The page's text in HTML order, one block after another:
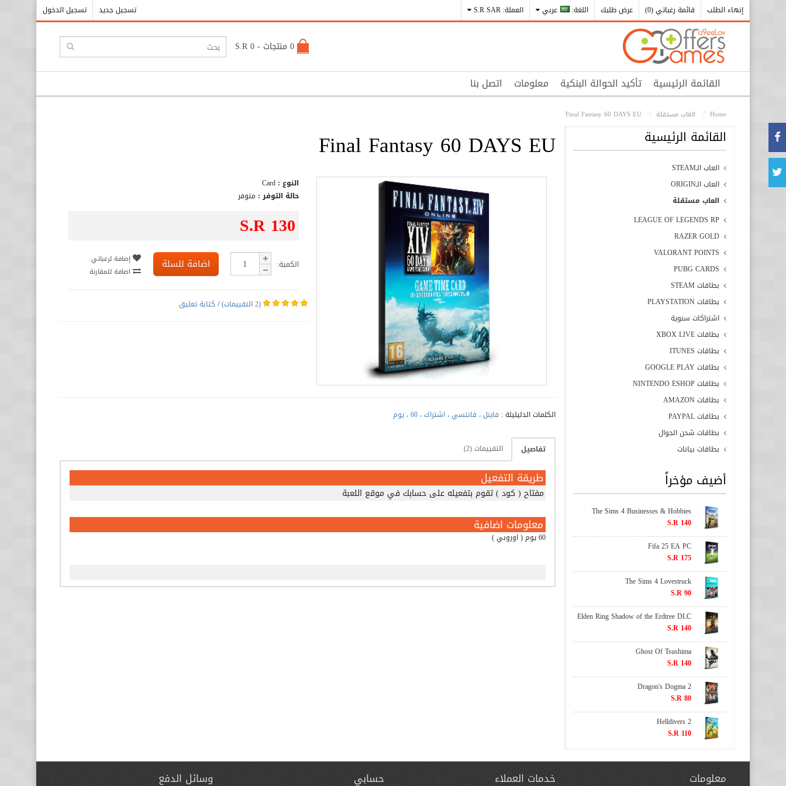
عرض طلبك قائمة رغباتي (0) إنهاء الطلب اللغة: عربي العملة: S.R SAR تسجيل الدخول تسجيل جديد
0 منتجات - S.R 0
القائمة الرئيسية تأكيد الحوالة البنكية معلومات اتصل بنا
Home العاب مستقلة Final Fantasy 60 DAYS EU
القائمة الرئيسية
العاب الـSTEAM
العاب الـORIGIN
العاب مستقلة
LEAGUE OF LEGENDS RP
RAZER GOLD
VALORANT POINTS
PUBG CARDS
بطاقات STEAM
بطاقات PLAYSTATION
اشتراكات سنوية
بطاقات XBOX LIVE
بطاقات ITUNES
بطاقات GOOGLE PLAY
بطاقات NINTENDO ESHOP
بطاقات AMAZON
بطاقات PAYPAL
بطاقات شحن الجوال
بطاقات بيانات
أضيف مؤخراً
The Sims 4 Businesses & Hobbies
S.R 140
Fifa 25 EA PC
S.R 175
The Sims 4 Lovestruck
S.R 90
Elden Ring Shadow of the Erdtree DLC
S.R 140
Ghost Of Tsushima
S.R 140
Dragon's Dogma 2
S.R 80
Helldivers 2
S.R 110
Final Fantasy 60 DAYS EU
النوع : Card
حالة التوفر : متوفر
S.R 130
الكمية: اضافة للسلة
إضافة لرغباتي
اضافة للمقارنة
(2 التقييمات) / كتابة تعليق
الكلمات الدليليلة : فاينل ، فانتسي ، اشتراك ، 60 ، يوم
تفاصيل التقييمات (2)
طريقة التفعيل
مفتاح ( كود ) تقوم بتفعيله على حسابك في موقع اللعبة
معلومات اضافية
60 يوم ( اوروبي )
معلومات خدمات العملاء حسابي وسائل الدفع